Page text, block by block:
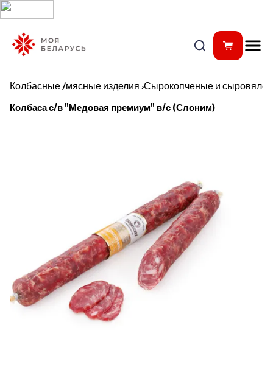
Колбасные /мясные изделия ›Сырокопченые и
Колбаса с/в "Медовая премиум" в/с (Слоним)